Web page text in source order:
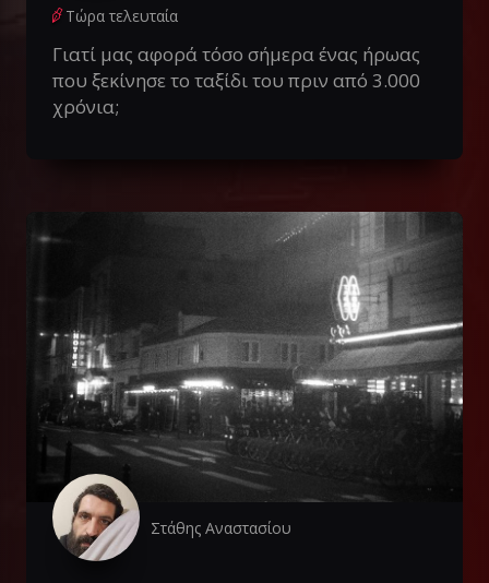
Τώρα τελευταία
Γιατί μας αφορά τόσο σήμερα ένας ήρωας
που ξεκίνησε το ταξίδι του πριν από 3.000
χρόνια;
Στάθης Αναστασίου